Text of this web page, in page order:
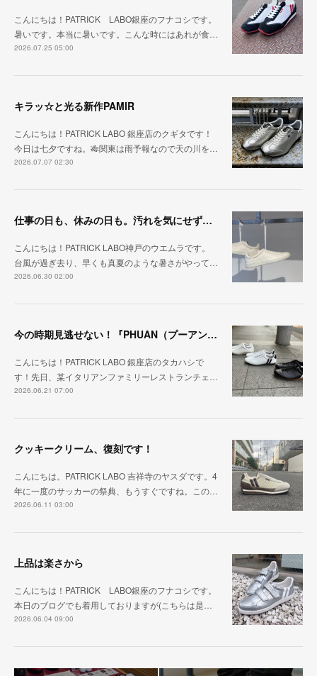
こんにちは！PATRICK LABO銀座のフナコシです。
暑いです。本当に暑いです。こんな時にはあれが食…
2026.07.25 05:00
キラッ☆と光る新作PAMIR
こんにちは！PATRICK LABO 銀座店のクギタです！
今日は七夕ですね。🎋関東は雨予報なので天の川を…
2026.07.07 02:30
仕事の日も、休みの日も。汚れを気にせず毎日履ける『PUNCH-WP_WHT』
こんにちは！PATRICK LABO神戸のウエムラです。
台風が過ぎ去り、早くも真夏のような暑さがやって…
2026.06.30 02:00
今の時期見逃せない！『PHUAN（プーアン）』
こんにちは！PATRICK LABO 銀座店のタカハシで
す！先日、某イタリアンファミリーレストランチェ…
2026.06.21 07:00
クッキークリーム、復刻です！
こんにちは。PATRICK LABO 吉祥寺のヤスダです。4
年に一度のサッカーの祭典、もうすぐですね。この…
2026.06.11 03:00
上品は楽さから
こんにちは！PATRICK LABO銀座のフナコシです。
本日のブログでも着用しておりますが(こちらは是…
2026.06.04 09:00